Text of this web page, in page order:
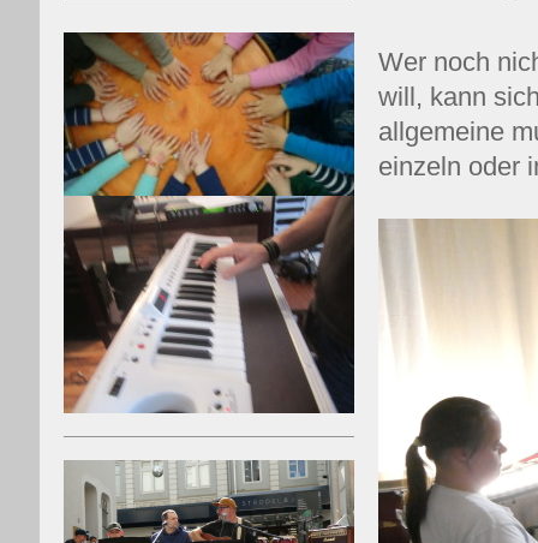
Wer noch
will, kann
allgemeine
einzeln oder